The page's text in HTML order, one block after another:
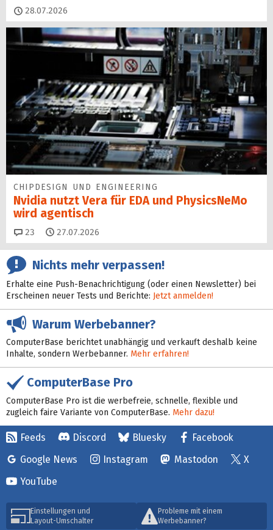
28.07.2026
CHIPDESIGN UND ENGINEERING
Nvidia nutzt Vera für EDA und PhysicsNeMo
wird agentisch
23 Kommentare
27.07.2026
Nichts mehr verpassen!
Erhalte eine Push-Benachrichtigung (oder einen Newsletter) bei
Erscheinen neuer Tests und Berichte: Jetzt anmelden!
Warum Werbebanner?
ComputerBase berichtet unabhängig und verkauft deshalb keine
Inhalte, sondern Werbebanner. Mehr erfahren!
ComputerBase Pro
ComputerBase Pro ist die werbefreie, schnelle, flexible und
zugleich faire Variante von ComputerBase. Mehr dazu!
Feeds Discord Bluesky
Facebook
Google News
Instagram Mastodon
X
YouTube
Einstellungen und
Layout-Umschalter
Probleme mit einem
Werbebanner?